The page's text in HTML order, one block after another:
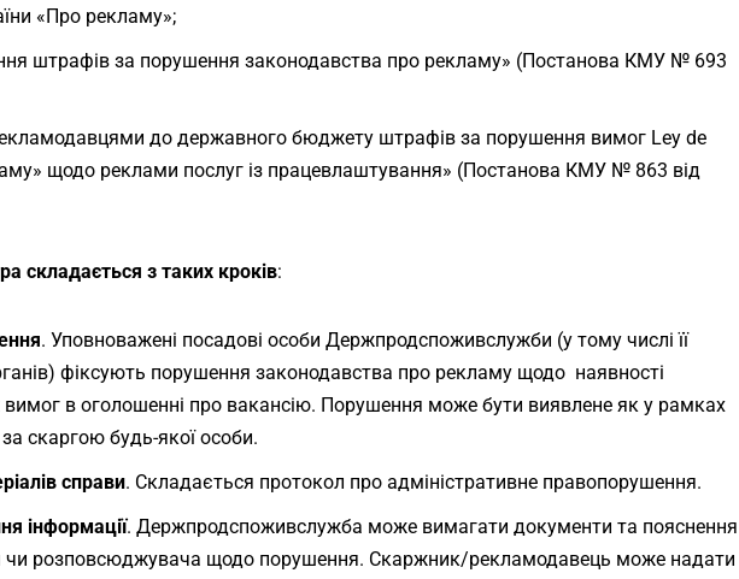
«Про рекламу»;
штрафів за порушення законодавства про рекламу» (Постанова КМУ № 693
до державного бюджету штрафів за порушення вимог Ley de
щодо реклами послуг із працевлаштування» (Постанова КМУ № 863 від
складається з таких кроків:
. Уповноважені посадові особи Держпродспоживслужби (у тому числі її
фіксують порушення законодавства про рекламу щодо наявності
вимог в оголошенні про вакансію. Порушення може бути виявлене як у рамках
за скаргою будь-якої особи.
справи. Складається протокол про адміністративне правопорушення.
інформації. Держпродспоживслужба може вимагати документи та пояснення
чи розповсюджувача щодо порушення. Скаржник/рекламодавець може надати